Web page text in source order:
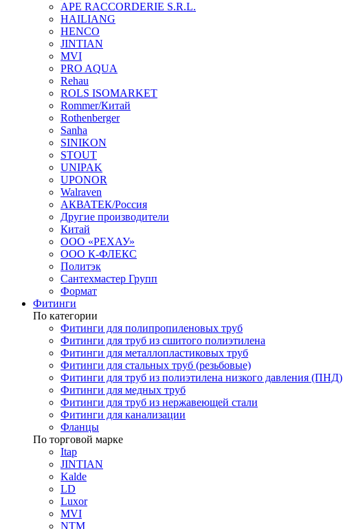
APE RACCORDERIE S.R.L.
HAILIANG
HENCO
JINTIAN
MVI
PRO AQUA
Rehau
ROLS ISOMARKET
Rommer/Китай
Rothenberger
Sanha
SINIKON
STOUT
UNIPAK
UPONOR
Walraven
АКВАТЕК/Россия
Другие производители
Китай
ООО «РЕХАУ»
ООО К-ФЛЕКС
Политэк
Сантехмастер Групп
Формат
Фитинги
По категории
Фитинги для полипропиленовых труб
Фитинги для труб из сшитого полиэтилена
Фитинги для металлопластиковых труб
Фитинги для стальных труб (резьбовые)
Фитинги для труб из полиэтилена низкого давления (ПНД)
Фитинги для медных труб
Фитинги для труб из нержавеющей стали
Фитинги для канализации
Фланцы
По торговой марке
Itap
JINTIAN
Kalde
LD
Luxor
MVI
NTM